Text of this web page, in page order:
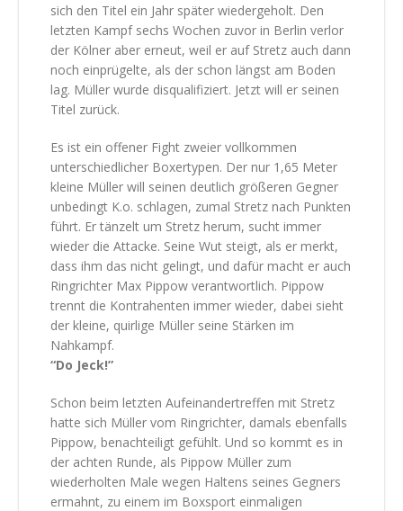
sich den Titel ein Jahr später wiedergeholt. Den
letzten Kampf sechs Wochen zuvor in Berlin verlor
der Kölner aber erneut, weil er auf Stretz auch dann
noch einprügelte, als der schon längst am Boden
lag. Müller wurde disqualifiziert. Jetzt will er seinen
Titel zurück.
Es ist ein offener Fight zweier vollkommen
unterschiedlicher Boxertypen. Der nur 1,65 Meter
kleine Müller will seinen deutlich größeren Gegner
unbedingt K.o. schlagen, zumal Stretz nach Punkten
führt. Er tänzelt um Stretz herum, sucht immer
wieder die Attacke. Seine Wut steigt, als er merkt,
dass ihm das nicht gelingt, und dafür macht er auch
Ringrichter Max Pippow verantwortlich. Pippow
trennt die Kontrahenten immer wieder, dabei sieht
der kleine, quirlige Müller seine Stärken im
Nahkampf.
“Do Jeck!”
Schon beim letzten Aufeinandertreffen mit Stretz
hatte sich Müller vom Ringrichter, damals ebenfalls
Pippow, benachteiligt gefühlt. Und so kommt es in
der achten Runde, als Pippow Müller zum
wiederholten Male wegen Haltens seines Gegners
ermahnt, zu einem im Boxsport einmaligen